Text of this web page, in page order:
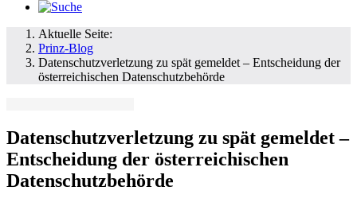
Aktuelle Seite:
Prinz-Blog
Datenschutzverletzung zu spät gemeldet – Entscheidung der
österreichischen Datenschutzbehörde
Datenschutzverletzung zu spät gemeldet –
Entscheidung der österreichischen
Datenschutzbehörde